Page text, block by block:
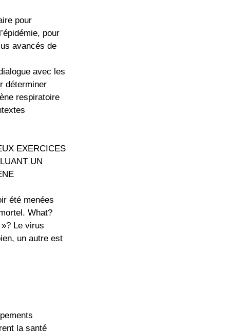
pour
pour
avancés de
avec les
déterminer
respiratoire
EXERCICES
UN
été menées
What?
Le virus
un autre est
la santé